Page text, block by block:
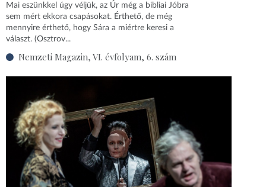
Mai eszünkkel úgy véljük, az Úr még a bibliai Jóbra
sem mért ekkora csapásokat. Érthető, de még
mennyire érthető, hogy Sára a miértre keresi a
választ. (Osztrov...
Nemzeti Magazin, VI. évfolyam, 6. szám